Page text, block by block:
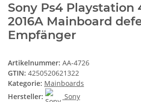
Sony Ps4 Playstation
2016A Mainboard
Empfänger
Artikelnummer: AA-4726
GTIN: 4250520621322
Kategorie: Mainboards
Hersteller:
Sony